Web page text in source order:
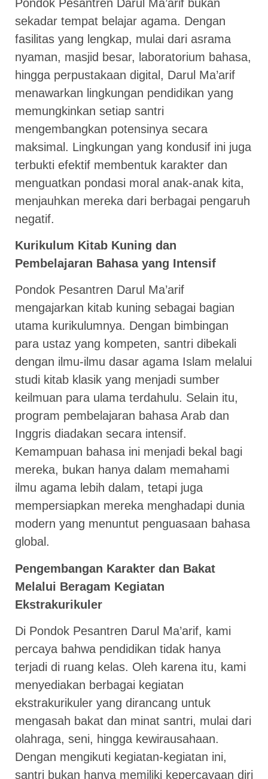
Pondok Pesantren Darul Ma’arif bukan
sekadar tempat belajar agama. Dengan
fasilitas yang lengkap, mulai dari asrama
nyaman, masjid besar, laboratorium bahasa,
hingga perpustakaan digital, Darul Ma’arif
menawarkan lingkungan pendidikan yang
memungkinkan setiap santri
mengembangkan potensinya secara
maksimal. Lingkungan yang kondusif ini juga
terbukti efektif membentuk karakter dan
menguatkan pondasi moral anak-anak kita,
menjauhkan mereka dari berbagai pengaruh
negatif.
Kurikulum Kitab Kuning dan
Pembelajaran Bahasa yang Intensif
Pondok Pesantren Darul Ma’arif
mengajarkan kitab kuning sebagai bagian
utama kurikulumnya. Dengan bimbingan
para ustaz yang kompeten, santri dibekali
dengan ilmu-ilmu dasar agama Islam melalui
studi kitab klasik yang menjadi sumber
keilmuan para ulama terdahulu. Selain itu,
program pembelajaran bahasa Arab dan
Inggris diadakan secara intensif.
Kemampuan bahasa ini menjadi bekal bagi
mereka, bukan hanya dalam memahami
ilmu agama lebih dalam, tetapi juga
mempersiapkan mereka menghadapi dunia
modern yang menuntut penguasaan bahasa
global.
Pengembangan Karakter dan Bakat
Melalui Beragam Kegiatan
Ekstrakurikuler
Di Pondok Pesantren Darul Ma’arif, kami
percaya bahwa pendidikan tidak hanya
terjadi di ruang kelas. Oleh karena itu, kami
menyediakan berbagai kegiatan
ekstrakurikuler yang dirancang untuk
mengasah bakat dan minat santri, mulai dari
olahraga, seni, hingga kewirausahaan.
Dengan mengikuti kegiatan-kegiatan ini,
santri bukan hanya memiliki kepercayaan diri